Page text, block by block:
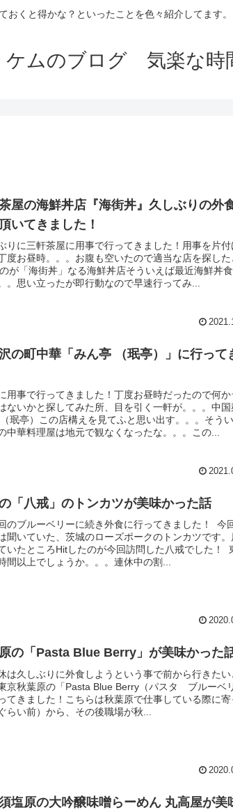
おくと得かな？といったことを色々紹介してます
ケムのブログ 気楽な時
屋の海鮮丼店『海街丼』久しぶりの外
いてきました！
りに三軒茶屋に用事で行ってきました！用事を片付
度お昼時。。。お腹も空いたので適当な店を探した
が「海街丼」なる海鮮丼店そういえば最近海鮮丼
。思い立ったが即行動なので早速行ってみ...
の町中華「みん亭 （珉亭）」に行って
用事で行ってきました！丁度お昼時だったので何か
ないかと探してみた所、目を引く一軒が。。。中国
珉亭）この店構えを見てふと思い出す。。。そう
中華料理屋は地元で観なくなったな。。。この...
「八戒」のトンカツが美味かった話
のブルーベリーに続き外食に行ってきました！ 今
聞いていた、茨城のローズポークのトンカツです。
いたところHitしたのが今回訪問した八戒でした！
間以上でしょうか。。。連休中の割...
の「Pasta Blue Berry」が美味かった
は久しぶりに外食しようという事で前から行きたい
京秋葉原の「Pasta Blue Berry（パスタ ブルーベ
てきました！こちらは秋葉原で仕事している際に寄
らい前）から、その後職場が秋...
塩原の大吟醸味噌らーめん 丸高屋が美